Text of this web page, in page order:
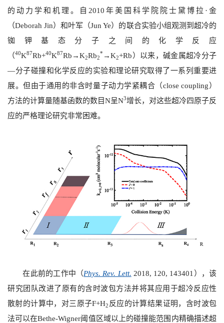
的动力学和机理。自2010年美国科学院院士黛博拉·金
（Deborah Jin）和叶军（Jun Ye）的联合实验小组观测到超冷的
铷钾基态分子之间的化学反应
（40K87Rb+40K87Rb→K2Rb2
* →K2+Rb）以来，碱金属超冷分子
—分子碰撞和化学反应的实验和理论研究取得了一系列重要进
展。但由于通用的非含时量子动力学紧耦合（close coupling）
方法的计算量随基函数的数目N呈N3增长，对这些超冷四原子反
应的严格理论研究非常困难。
在此前的工作中（Phys. Rev. Lett. 2018, 120, 143401），该
研究团队改进了原有的含时波包方法并将其应用于超冷反应性
散射的计算中，对三原子F+H2 反应的计算结果证明，含时波包
法可以在Bethe-Wigner阈值区域以上的碰撞能范围内精确描述超